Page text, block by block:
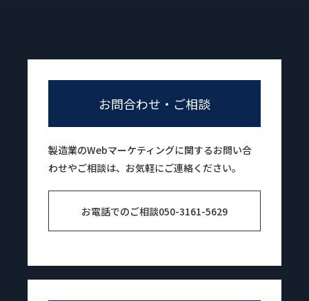
お問合わせ・ご相談
製造業のWebマーケティングに関するお問い合
わせやご相談は、お気軽にご連絡ください。
お電話でのご相談050-3161-5629